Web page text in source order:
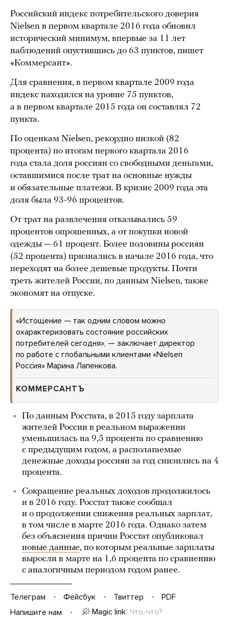
Российский индекс потребительского доверия
Nielsen в первом квартале 2016 года обновил
исторический минимум, впервые за 11 лет
наблюдений опустившись до 63 пунктов, пишет
«Коммерсант».
Для сравнения, в первом квартале 2009 года
индекс находился на уровне 75 пунктов,
а в первом квартале 2015 года он составлял 72
пункта.
По оценкам Nielsen, рекордно низкой (82
процента) по итогам первого квартала 2016
года стала доля россиян со свободными деньгами,
оставшимися после трат на основные нужды
и обязательные платежи. В кризис 2009 года эта
доля была 93-96 процентов.
От трат на развлечения отказывались 59
процентов опрошенных, а от покупки новой
одежды — 61 процент. Более половины россиян
(52 процента) признались в начале 2016 года, что
переходят на более дешевые продукты. Почти
треть жителей России, по данным Nielsen, также
экономят на отпуске.
«Истощение — так одним словом можно
охарактеризовать состояние российских
потребителей сегодня», — заключает директор
по работе с глобальными клиентами «Nielsen
Россия» Марина Лапенкова.
КОММЕРСАНТЪ
По данным Росстата, в 2015 году зарплата
жителей России в реальном выражении
уменьшилась на 9,5 процента по сравнению
с предыдущим годом, а располагаемые
денежные доходы россиян за год снизились на 4
процента.
Сокращение реальных доходов продолжилось
и в 2016 году. Росстат также сообщал
и о продолжении снижения реальных зарплат,
в том числе в марте 2016 года. Однако затем
без объяснения причин Росстат опубликовал
новые данные, по которым реальные зарплаты
выросли в марте на 1,6 процента по сравнению
с аналогичным периодом годом ранее.
Телеграм Фейсбук Твиттер
PDF
Напишите нам
Magic link Что-что?